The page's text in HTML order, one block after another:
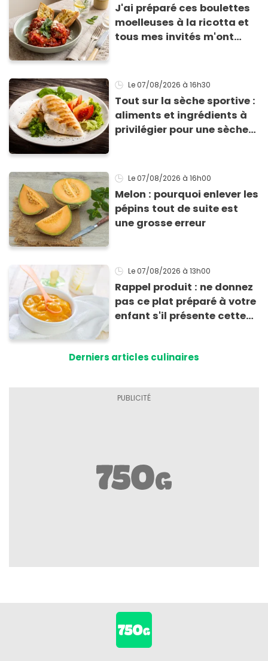
J'ai préparé ces boulettes
moelleuses à la ricotta et
tous mes invités m'ont
Le 07/08/2026 à 16h30
Tout sur la sèche sportive :
aliments et ingrédients à
privilégier pour une sèche
Le 07/08/2026 à 16h00
Melon : pourquoi enlever les
pépins tout de suite est
une grosse erreur
Le 07/08/2026 à 13h00
Rappel produit : ne donnez
pas ce plat préparé à votre
enfant s'il présente cette
Derniers articles culinaires